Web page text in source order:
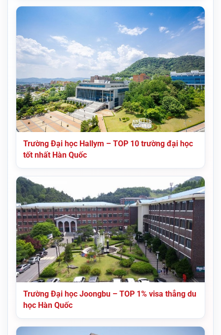
Trường Đại học Hallym – TOP 10 trường đại học
tốt nhất Hàn Quốc
Trường Đại học Joongbu – TOP 1% visa thẳng du
học Hàn Quốc